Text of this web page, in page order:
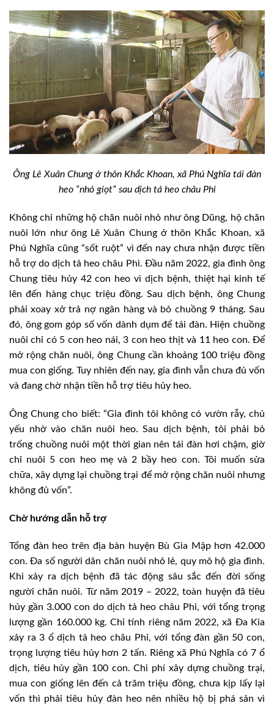
Ông Lê Xuân Chung ở thôn Khắc Khoan, xã Phú Nghĩa tái đàn
heo “nhỏ giọt” sau dịch tả heo châu Phi
Không chỉ những hộ chăn nuôi nhỏ như ông Dũng, hộ chăn
nuôi lớn như ông Lê Xuân Chung ở thôn Khắc Khoan, xã
Phú Nghĩa cũng “sốt ruột” vì đến nay chưa nhận được tiền
hỗ trợ do dịch tả heo châu Phi. Đầu năm 2022, gia đình ông
Chung tiêu hủy 42 con heo vì dịch bệnh, thiệt hại kinh tế
lên đến hàng chục triệu đồng. Sau dịch bệnh, ông Chung
phải xoay xở trả nợ ngân hàng và bỏ chuồng 9 tháng. Sau
đó, ông gom góp số vốn dành dụm để tái đàn. Hiện chuồng
nuôi chỉ có 5 con heo nái, 3 con heo thịt và 11 heo con. Để
mở rộng chăn nuôi, ông Chung cần khoảng 100 triệu đồng
mua con giống. Tuy nhiên đến nay, gia đình vẫn chưa đủ vốn
và đang chờ nhận tiền hỗ trợ tiêu hủy heo.
Ông Chung cho biết: “Gia đình tôi không có vườn rẫy, chủ
yếu nhờ vào chăn nuôi heo. Sau dịch bệnh, tôi phải bỏ
trống chuồng nuôi một thời gian nên tái đàn hơi chậm, giờ
chỉ nuôi 5 con heo mẹ và 2 bầy heo con. Tôi muốn sửa
chữa, xây dựng lại chuồng trại để mở rộng chăn nuôi nhưng
không đủ vốn”.
Chờ hướng dẫn hỗ trợ
Tổng đàn heo trên địa bàn huyện Bù Gia Mập hơn 42.000
con. Đa số người dân chăn nuôi nhỏ lẻ, quy mô hộ gia đình.
Khi xảy ra dịch bệnh đã tác động sâu sắc đến đời sống
người chăn nuôi. Từ năm 2019 – 2022, toàn huyện đã tiêu
hủy gần 3.000 con do dịch tả heo châu Phi, với tổng trọng
lượng gần 160.000 kg. Chỉ tính riêng năm 2022, xã Đa Kia
xảy ra 3 ổ dịch tả heo châu Phi, với tổng đàn gần 50 con,
trọng lượng tiêu hủy hơn 2 tấn. Riêng xã Phú Nghĩa có 7 ổ
dịch, tiêu hủy gần 100 con. Chi phí xây dựng chuồng trại,
mua con giống lên đến cả trăm triệu đồng, chưa kịp lấy lại
vốn thì phải tiêu hủy đàn heo nên nhiều hộ bị phá sản vì